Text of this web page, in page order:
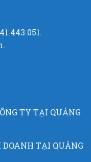
TY TẠI QUẢNG
TẠI QUẢNG